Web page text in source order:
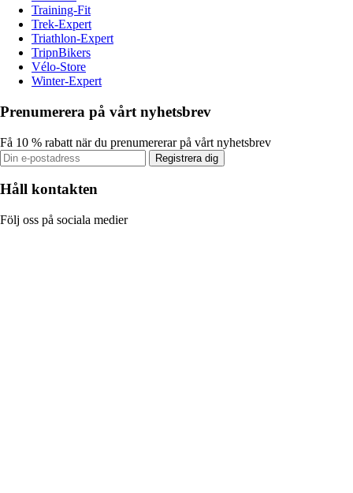
Training-Fit
Trek-Expert
Triathlon-Expert
TripnBikers
Vélo-Store
Winter-Expert
Prenumerera på vårt nyhetsbrev
Få 10 % rabatt när du prenumererar på vårt nyhetsbrev
Registrera dig
Håll kontakten
Följ oss på sociala medier